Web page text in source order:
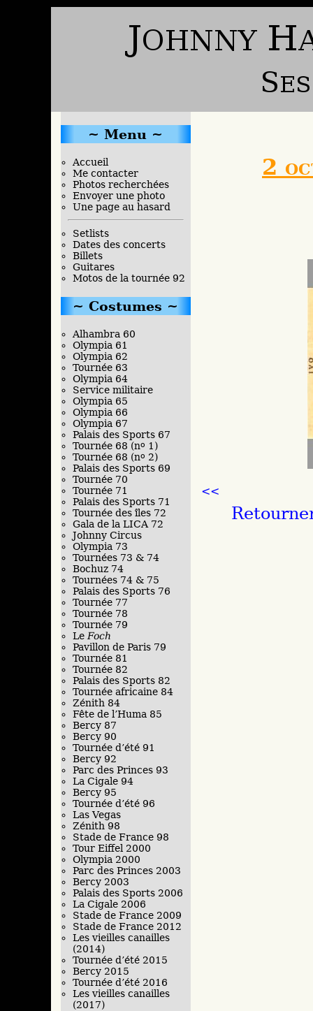
2
<<
Menu
Accueil
Me contacter
Photos recherchées
Envoyer une photo
Une page au hasard
Setlists
Dates des concerts
Billets
Guitares
Motos de la tournée 92
Costumes
Alhambra 60
Olympia 61
Olympia 62
Tournée 63
Olympia 64
Service militaire
Olympia 65
Olympia 66
Olympia 67
Palais des Sports 67
Tournée 68 (no 1)
Tournée 68 (no 2)
Palais des Sports 69
Tournée 70
Tournée 71
Palais des Sports 71
Tournée des îles 72
Gala de la LICA 72
Johnny Circus
Olympia 73
Tournées 73 & 74
Bochuz 74
Tournées 74 & 75
Palais des Sports 76
Tournée 77
Tournée 78
Tournée 79
Le Foch
Pavillon de Paris 79
Tournée 81
Tournée 82
Palais des Sports 82
Tournée africaine 84
Zénith 84
Fête de l’Huma 85
Bercy 87
Bercy 90
Tournée d’été 91
Bercy 92
Parc des Princes 93
La Cigale 94
Bercy 95
Tournée d’été 96
Las Vegas
Zénith 98
Stade de France 98
Tour Eiffel 2000
Olympia 2000
Parc des Princes 2003
Bercy 2003
Palais des Sports 2006
La Cigale 2006
Stade de France 2009
Stade de France 2012
Les vieilles canailles
(2014)
Tournée d’été 2015
Bercy 2015
Tournée d’été 2016
Les vieilles canailles
(2017)